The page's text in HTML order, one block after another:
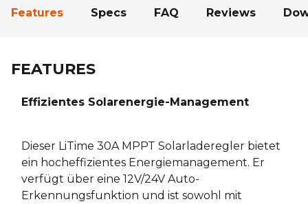
Features Specs FAQ Reviews
FEATURES
Effizientes Solarenergie-Management
Dieser LiTime 30A MPPT Solarladeregler bietet
ein hocheffizientes Energiemanagement. Er
verfügt über eine 12V/24V Auto-
Erkennungsfunktion und ist sowohl mit